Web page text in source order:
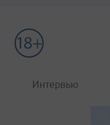
Интервью